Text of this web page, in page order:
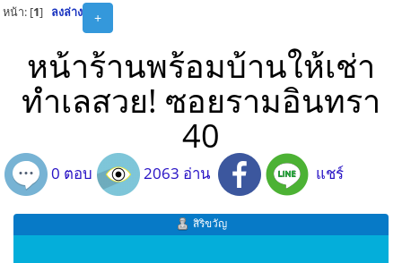
+
หน้า: [1] ลงล่าง
หน้าร้านพร้อมบ้านให้เช่า
ทำเลสวย! ซอยรามอินทรา
40
0 ตอบ 2063 อ่าน แชร์
สิริขวัญ